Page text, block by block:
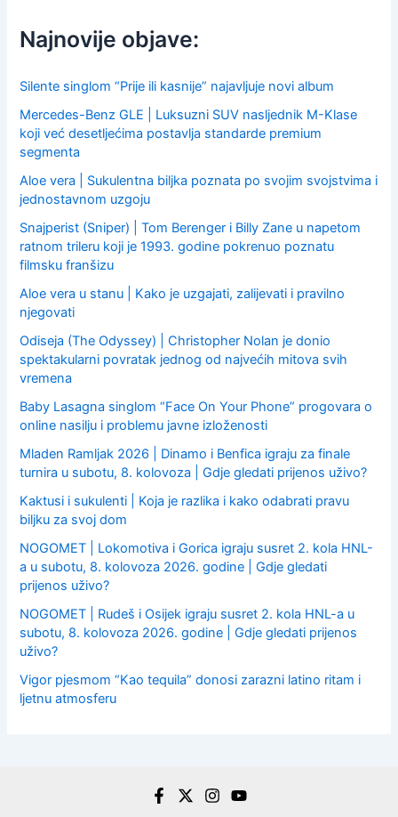
f
o
:
Najnovije objave:
Silente singlom “Prije ili kasnije” najavljuje novi album
Mercedes-Benz GLE | Luksuzni SUV nasljednik M-Klase
koji već desetljećima postavlja standarde premium
segmenta
Aloe vera | Sukulentna biljka poznata po svojim svojstvima i
jednostavnom uzgoju
Snajperist (Sniper) | Tom Berenger i Billy Zane u napetom
ratnom trileru koji je 1993. godine pokrenuo poznatu
filmsku franšizu
Aloe vera u stanu | Kako je uzgajati, zalijevati i pravilno
njegovati
Odiseja (The Odyssey) | Christopher Nolan je donio
spektakularni povratak jednog od najvećih mitova svih
vremena
Baby Lasagna singlom “Face On Your Phone” progovara o
online nasilju i problemu javne izloženosti
Mladen Ramljak 2026 | Dinamo i Benfica igraju za finale
turnira u subotu, 8. kolovoza | Gdje gledati prijenos uživo?
Kaktusi i sukulenti | Koja je razlika i kako odabrati pravu
biljku za svoj dom
NOGOMET | Lokomotiva i Gorica igraju susret 2. kola HNL-
a u subotu, 8. kolovoza 2026. godine | Gdje gledati
prijenos uživo?
NOGOMET | Rudeš i Osijek igraju susret 2. kola HNL-a u
subotu, 8. kolovoza 2026. godine | Gdje gledati prijenos
uživo?
Vigor pjesmom “Kao tequila” donosi zarazni latino ritam i
ljetnu atmosferu